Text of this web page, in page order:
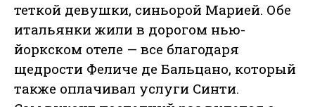
теткой девушки, синьорой Марией. Обе
итальянки жили в дорогом нью-
йоркском отеле — все благодаря
щедрости Феличе де Бальцано, который
также оплачивал услуги Синти.